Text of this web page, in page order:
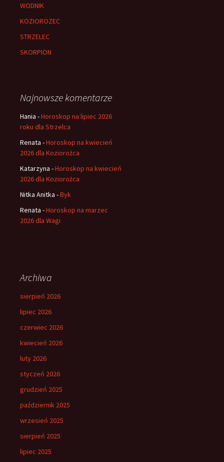
WODNIK
KOZIOROZEC
STRZELEC
SKORPION
Najnowsze komentarze
Hania -Horoskop na lipiec 2026
roku dla Strzelca
Renata -Horoskop na kwiecień
2026 dla Koziorożca
Katarzyna -Horoskop na kwiecień
2026 dla Koziorożca
Nitka Anitka -Byk
Renata -Horoskop na marzec
2026 dla Wagi
Archiwa
sierpień 2026
lipiec 2026
czerwiec 2026
kwiecień 2026
luty 2026
styczeń 2026
grudzień 2025
październik 2025
wrzesień 2025
sierpień 2025
lipiec 2025